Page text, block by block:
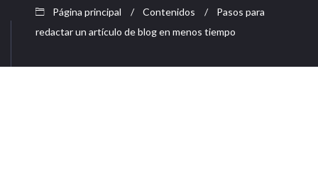
Página principal Contenidos
Pasos para
redactar un artículo de blog en menos tiempo